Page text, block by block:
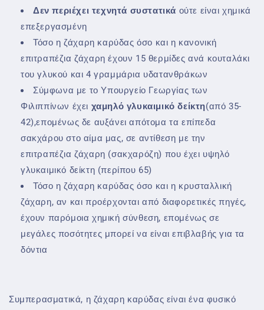
Δεν περιέχει τεχνητά συστατικά ούτε είναι χημικά
επεξεργασμένη
Τόσο η ζάχαρη καρύδας όσο και η κανονική
επιτραπέζια ζάχαρη έχουν 15 θερμίδες ανά κουταλάκι
του γλυκού και 4 γραμμάρια υδατανθράκων
Σύμφωνα με το Υπουργείο Γεωργίας των
Φιλιππίνων έχει χαμηλό γλυκαιμικό δείκτη(από 35-
42),επομένως δε αυξάνει απότομα τα επίπεδα
σακχάρου στο αίμα μας, σε αντίθεση με την
επιτραπέζια ζάχαρη (σακχαρόζη) που έχει υψηλό
γλυκαιμικό δείκτη (περίπου 65)
Τόσο η ζάχαρη καρύδας όσο και η κρυσταλλική
ζάχαρη, αν και προέρχονται από διαφορετικές πηγές,
έχουν παρόμοια χημική σύνθεση, επομένως σε
μεγάλες ποσότητες μπορεί να είναι επιβλαβής για τα
δόντια
Συμπερασματικά, η ζάχαρη καρύδας είναι ένα φυσικό